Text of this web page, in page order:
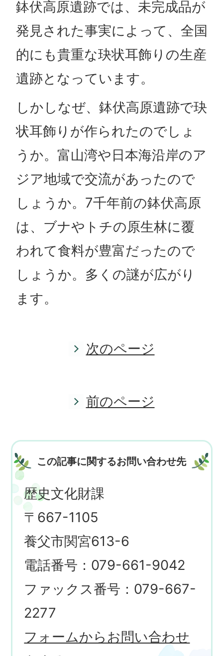
鉢伏高原遺跡では、未完成品が
発見された事実によって、全国
的にも貴重な玦状耳飾りの生産
遺跡となっています。
しかしなぜ、鉢伏高原遺跡で玦
状耳飾りが作られたのでしょ
うか。富山湾や日本海沿岸のア
ジア地域で交流があったので
しょうか。7千年前の鉢伏高原
は、ブナやトチの原生林に覆
われて食料が豊富だったので
しょうか。多くの謎が広がり
ます。
次のページ
前のページ
この記事に関するお問い合わせ先
歴史文化財課
〒667-1105
養父市関宮613-6
電話番号：079-661-9042
ファックス番号：079-667-
2277
フォームからお問い合わせ